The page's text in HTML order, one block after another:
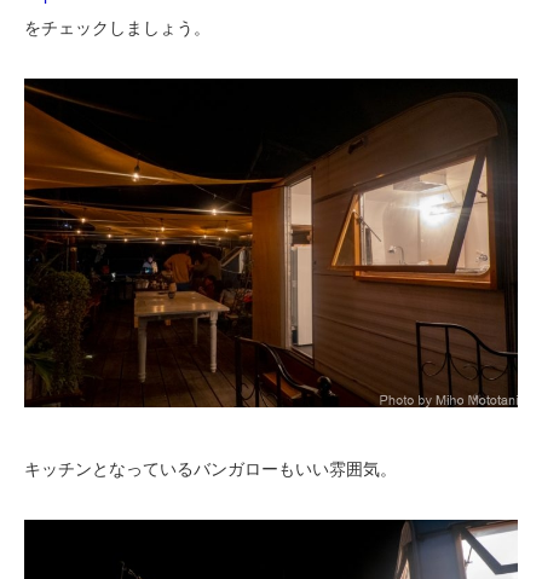
をチェックしましょう。
キッチンとなっているバンガローもいい雰囲気。